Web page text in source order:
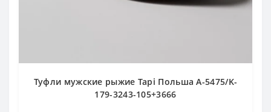
Туфли мужские рыжие Tapi Польша A-5475/K-
179-3243-105+3666